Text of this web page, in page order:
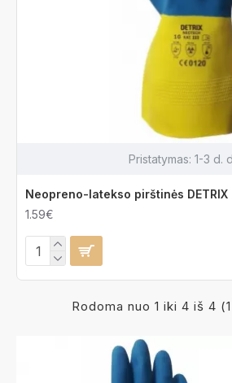
Pristatymas: 1-3 d.
Neopreno-latekso pirštinės DETRIX
1.59€
Rodoma nuo 1 iki 4 iš 4